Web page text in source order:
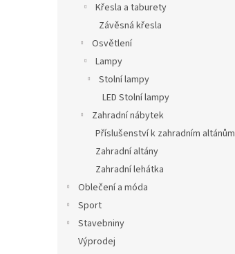
Křesla a taburety
Závěsná křesla
Osvětlení
Lampy
Stolní lampy
LED Stolní lampy
Zahradní nábytek
Příslušenství k zahradním altánům
Zahradní altány
Zahradní lehátka
Oblečení a móda
Sport
Stavebniny
Výprodej